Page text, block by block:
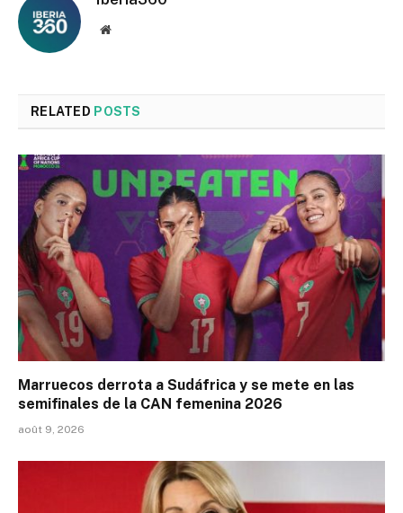
Website
RELATED POSTS
Marruecos derrota a Sudáfrica y se mete en las
semifinales de la CAN femenina 2026
août 9, 2026